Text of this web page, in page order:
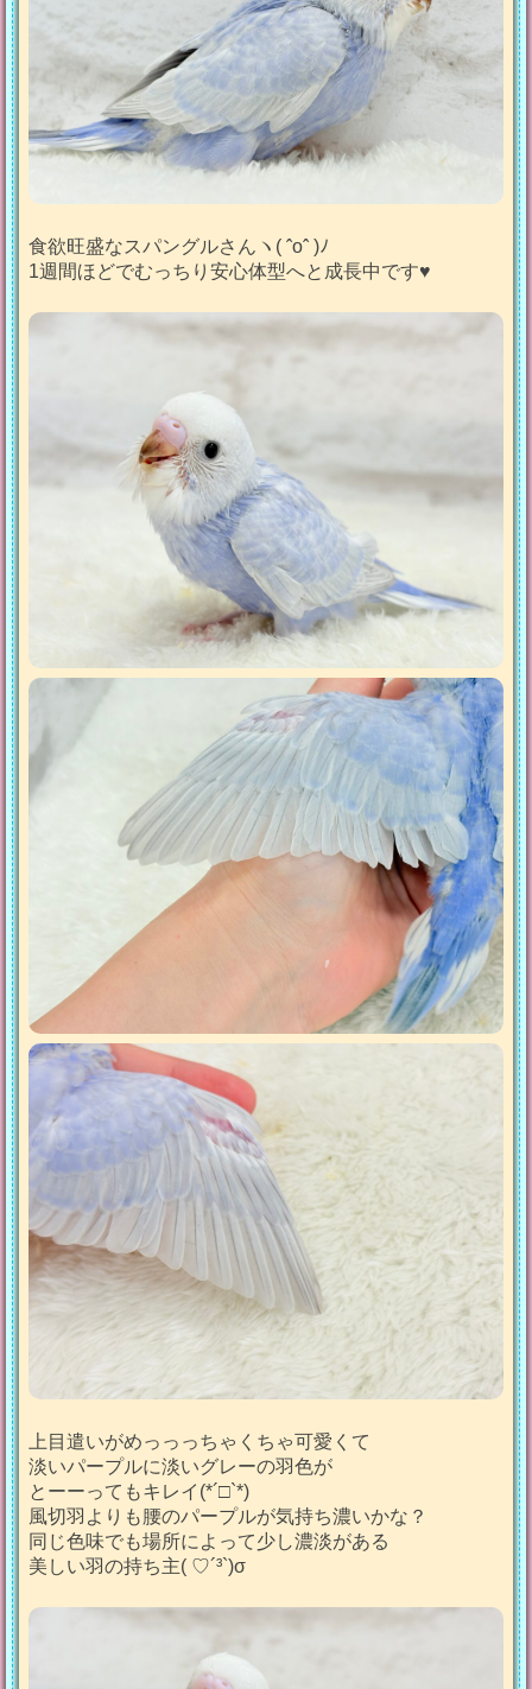
食欲旺盛なスパングルさんヽ( ˆoˆ )ﾉ
1週間ほどでむっちり安心体型へと成長中です♥
上目遣いがめっっっちゃくちゃ可愛くて
淡いパープルに淡いグレーの羽色が
とーーってもキレイ(*´□`*)
風切羽よりも腰のパープルが気持ち濃いかな？
同じ色味でも場所によって少し濃淡がある
美しい羽の持ち主( ♡´³`)σ